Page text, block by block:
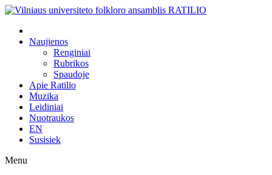
Naujienos
Renginiai
Rubrikos
Spaudoje
Apie Ratilio
Muzika
Leidiniai
Nuotraukos
EN
Susisiek
Menu